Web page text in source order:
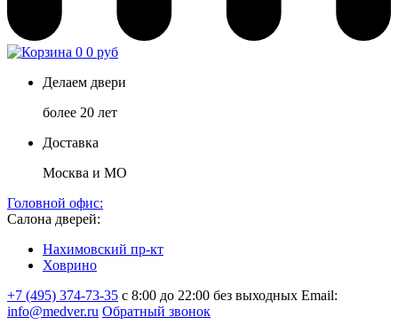
0 0 руб
Делаем двери
более 20 лет
Доставка
Москва и МО
Головной офис:
Салона дверей:
Нахимовский пр-кт
Ховрино
+7 (495) 374-73-35 с 8:00 до 22:00 без выходных Email:
info@medver.ru Обратный звонок